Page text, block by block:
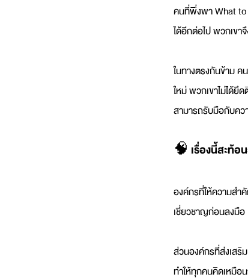
คนที่พึ่งพา What to
ได้อีกต่อไป พวกเข
ในทางตรงกันข้าม
ใหม่ พวกเขาไม่ได้ยึ
สามารถรับมือกับคว
🧠 เรื่องนี้สะท้
องค์กรที่ให้ความส
เชี่ยวชาญก่อนลงมือ
ส่วนองค์กรที่ส่งเสริ
ทำให้ทุกคนคิดเหมื